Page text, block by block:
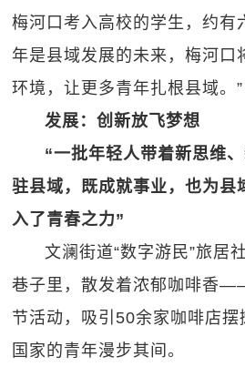
梅河口考入高校的学生，约有
年是县域发展的未来，梅河口
环境，让更多青年扎根县域。”
发展：创新放飞梦想
“一批年轻人带着新思维
驻县域，既成就事业，也为县
入了青春之力”
文澜街道“数字游民”旅居
巷子里，散发着浓郁咖啡香
节活动，吸引50余家咖啡店
国家的青年漫步其间。